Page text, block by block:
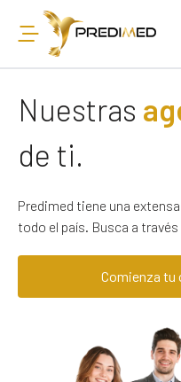
Nuestras
de ti.
Predimed tiene una
todo el país. Busca a
Comienza tu